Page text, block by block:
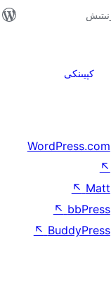
كېيىنكى
WordPress.com
↖
Matt
↖
bbPress
↖
BuddyPress
↖